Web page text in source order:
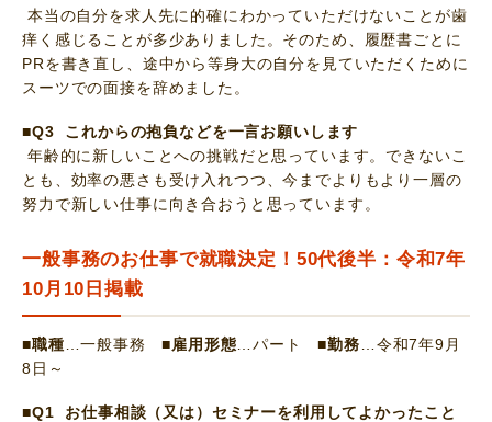
本当の自分を求人先に的確にわかっていただけないことが歯
痒く感じることが多少ありました。そのため、履歴書ごとに
PRを書き直し、途中から等身大の自分を見ていただくために
スーツでの面接を辞めました。
■Q3 これからの抱負などを一言お願いします
年齢的に新しいことへの挑戦だと思っています。できないこ
とも、効率の悪さも受け入れつつ、今までよりもより一層の
努力で新しい仕事に向き合おうと思っています。
一般事務のお仕事で就職決定！50代後半：令和7年
10月10日掲載
■職種 …一般事務■雇用形態 …パート■勤務 …令和7年9月
8日～
■Q1 お仕事相談（又は）セミナーを利用してよかったこと